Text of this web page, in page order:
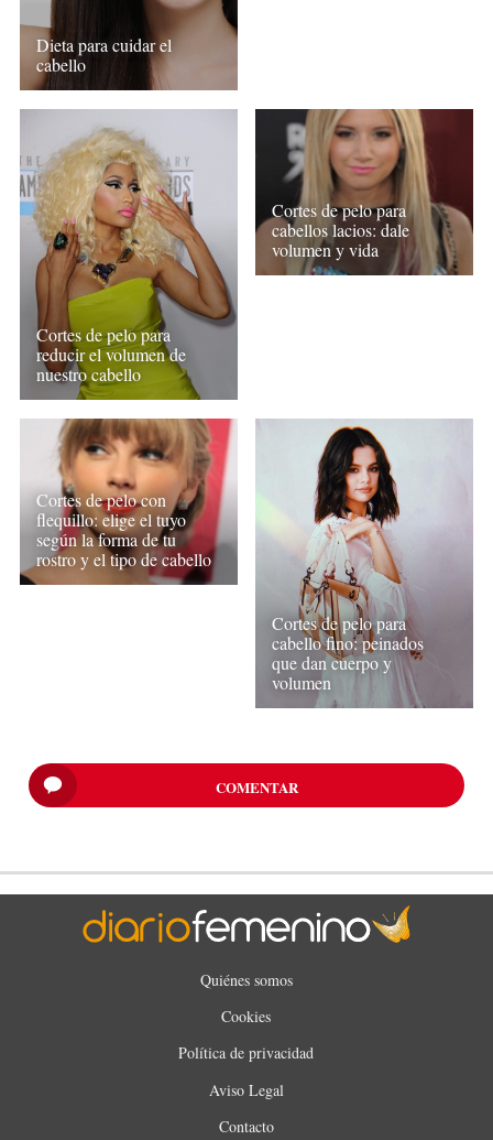
Dieta para cuidar el
cabello
Cortes de pelo para
reducir el volumen de
nuestro cabello
Cortes de pelo para
cabellos lacios: dale
volumen y vida
Cortes de pelo con
flequillo: elige el tuyo
según la forma de tu
rostro y el tipo de cabello
Cortes de pelo para
cabello fino: peinados
que dan cuerpo y
volumen
COMENTAR
Quiénes somos
Cookies
Política de privacidad
Aviso Legal
Contacto